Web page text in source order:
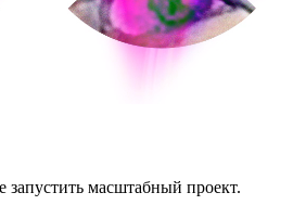
запустить масштабный проект.